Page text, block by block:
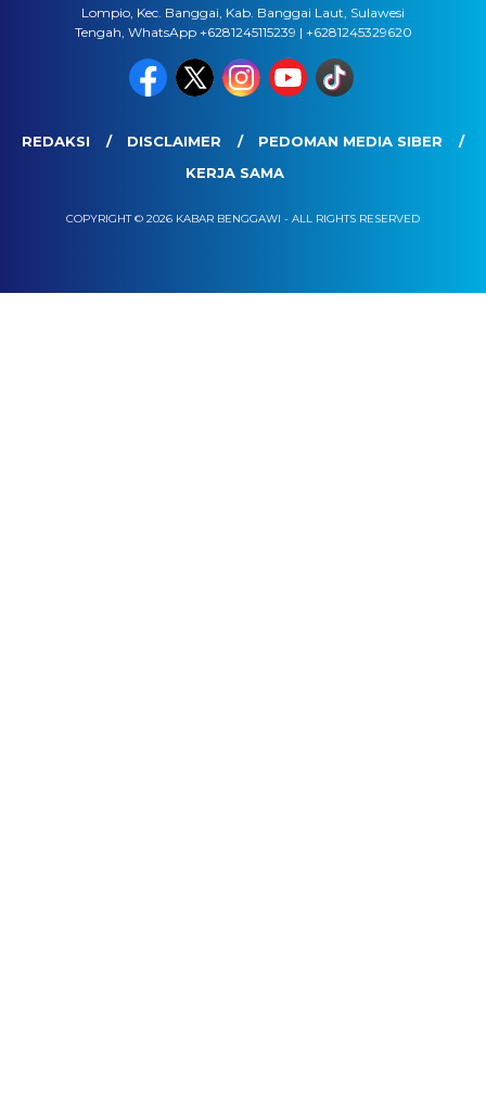
Lompio, Kec. Banggai, Kab. Banggai Laut, Sulawesi
Tengah, WhatsApp +6281245115239 | +6281245329620
REDAKSI DISCLAIMER
PEDOMAN MEDIA SIBER
KERJA SAMA
COPYRIGHT © 2026 KABAR BENGGAWI - ALL RIGHTS RESERVED